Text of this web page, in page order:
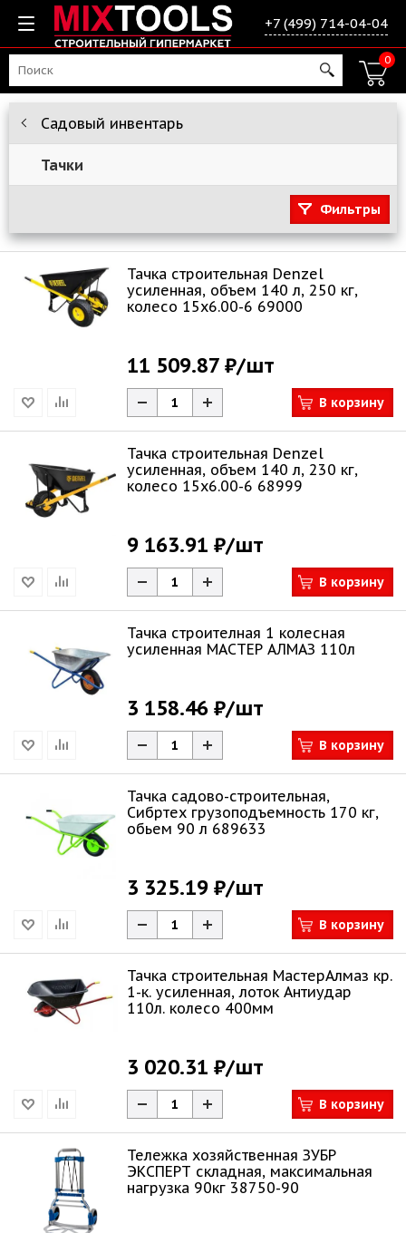
+7 (499) 714-04-04
0
Садовый инвентарь
Тачки
Фильтры
Тачка строительная Denzel
усиленная, объем 140 л, 250 кг,
колесо 15х6.00-6 69000
11 509.87 ₽/шт
В корзину
Тачка строительная Denzel
усиленная, объем 140 л, 230 кг,
колесо 15х6.00-6 68999
9 163.91 ₽/шт
В корзину
Тачка строителная 1 колесная
усиленная МАСТЕР АЛМАЗ 110л
3 158.46 ₽/шт
В корзину
Тачка садово-строительная,
Сибртех грузоподъемность 170 кг,
обьем 90 л 689633
3 325.19 ₽/шт
В корзину
Тачка строительная МастерАлмаз кр.
1-к. усиленная, лоток Антиудар
110л. колесо 400мм
3 020.31 ₽/шт
В корзину
Тележка хозяйственная ЗУБР
ЭКСПЕРТ складная, максимальная
нагрузка 90кг 38750-90